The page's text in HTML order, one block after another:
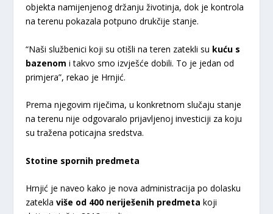
objekta namijenjenog držanju životinja, dok je kontrola
na terenu pokazala potpuno drukčije stanje.
“Naši službenici koji su otišli na teren zatekli su kuću s
bazenomi takvo smo izvješće dobili. To je jedan od
primjera”, rekao je Hrnjić.
Prema njegovim riječima, u konkretnom slučaju stanje
na terenu nije odgovaralo prijavljenoj investiciji za koju
su tražena poticajna sredstva.
Stotine spornih predmeta
Hrnjić je naveo kako je nova administracija po dolasku
zatekla više od 400 neriješenih predmeta koji